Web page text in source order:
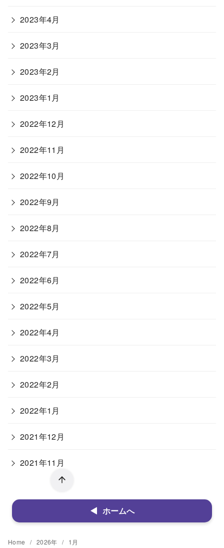
2023年4月
2023年3月
2023年2月
2023年1月
2022年12月
2022年11月
2022年10月
2022年9月
2022年8月
2022年7月
2022年6月
2022年5月
2022年4月
2022年3月
2022年2月
2022年1月
2021年12月
2021年11月
ホームへ
Home 2026年 1月